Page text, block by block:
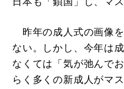
昨年の成人式の画像
ない。しかし、今年は
なくては「気が弛んで
らく多くの新成人がマ